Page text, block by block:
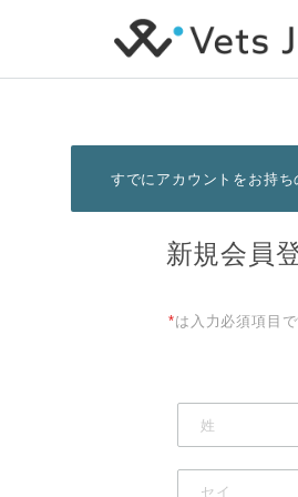
すでにアカウントをお持ち
新規会員
*は入力必須項目で